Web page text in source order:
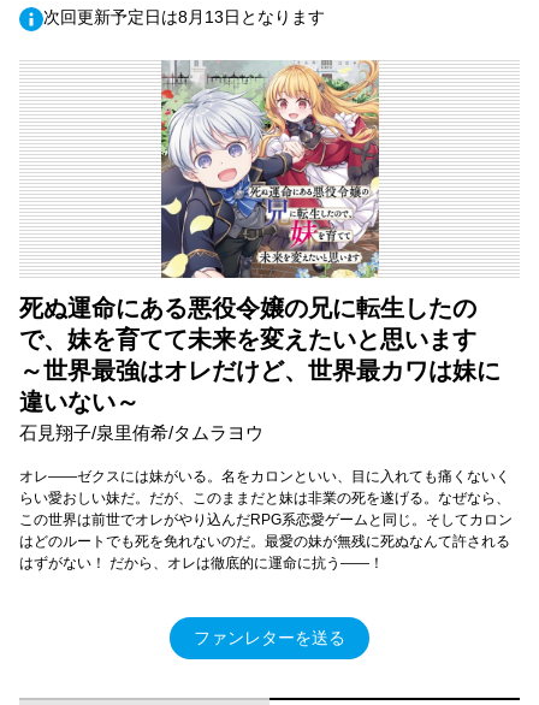
次回更新予定日は8月13日となります
死ぬ運命にある悪役令嬢の兄に転生したの
で、妹を育てて未来を変えたいと思います
～世界最強はオレだけど、世界最カワは妹に
違いない～
石見翔子/泉里侑希/タムラヨウ
オレ――ゼクスには妹がいる。名をカロンといい、目に入れても痛くないく
らい愛おしい妹だ。だが、このままだと妹は非業の死を遂げる。なぜなら、
この世界は前世でオレがやり込んだRPG系恋愛ゲームと同じ。そしてカロン
はどのルートでも死を免れないのだ。最愛の妹が無残に死ぬなんて許される
はずがない！ だから、オレは徹底的に運命に抗う――！
ファンレターを送る